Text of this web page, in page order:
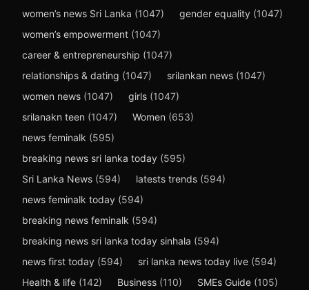
women’s news Sri Lanka (1047) gender equality (1047)
women’s empowerment (1047)
career & entrepreneurship (1047)
relationships & dating (1047) srilankan news (1047)
women news (1047) girls (1047)
srilanakn teen (1047) Women (653)
news feminalk (595)
breaking news sri lanka today (595)
Sri Lanka News (594) latests trends (594)
news feminalk today (594)
breaking news feminalk (594)
breaking news sri lanka today sinhala (594)
news first today (594) sri lanka news today live (594)
Health & life (142) Business (110) SMEs Guide (105)